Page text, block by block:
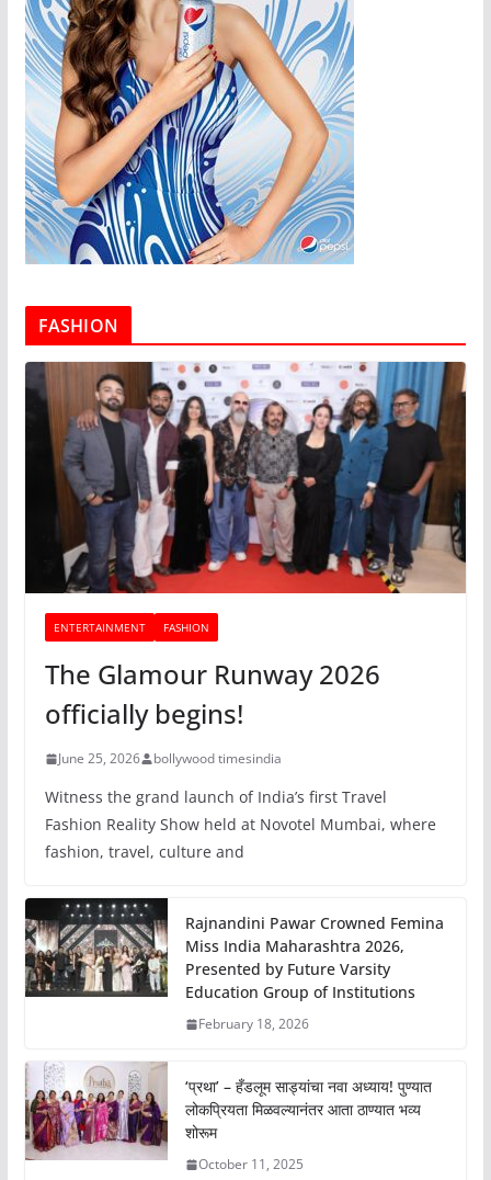
FASHION
ENTERTAINMENT FASHION
The Glamour Runway 2026
officially begins!
June 25, 2026 bollywood timesindia
Witness the grand launch of India’s first Travel
Fashion Reality Show held at Novotel Mumbai, where
fashion, travel, culture and
Rajnandini Pawar Crowned Femina
Miss India Maharashtra 2026,
Presented by Future Varsity
Education Group of Institutions
February 18, 2026
‘प्रथा’ – हँडलूम साड्यांचा नवा अध्याय! पुण्यात
लोकप्रियता मिळवल्यानंतर आता ठाण्यात भव्य
शोरूम
October 11, 2025